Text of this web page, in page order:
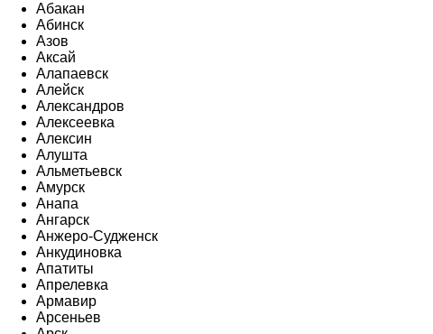
Абакан
Абинск
Азов
Аксай
Алапаевск
Алейск
Александров
Алексеевка
Алексин
Алушта
Альметьевск
Амурск
Анапа
Ангарск
Анжеро-Судженск
Анкудиновка
Апатиты
Апрелевка
Армавир
Арсеньев